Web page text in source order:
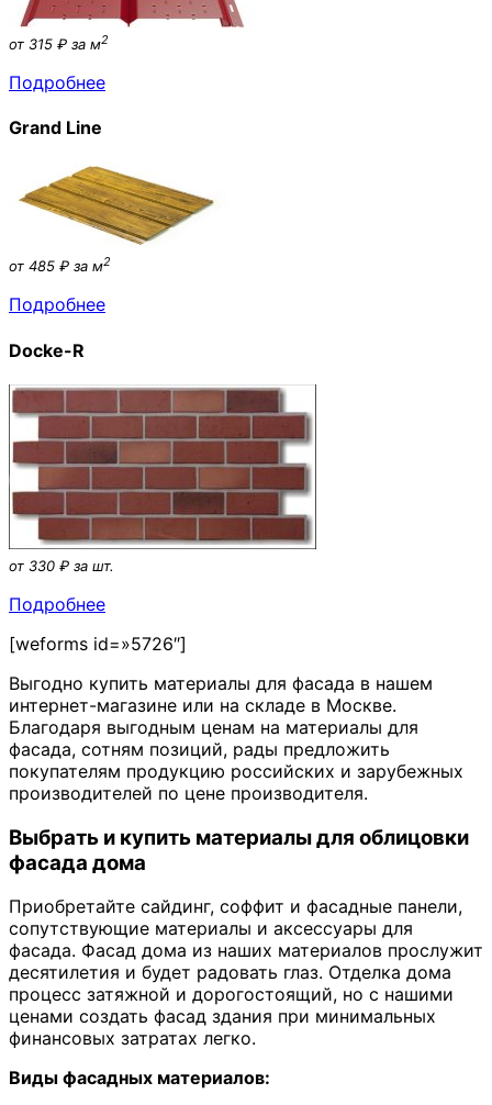
от 315 ₽ за м2
Подробнее
Grand Line
от 485 ₽ за м2
Подробнее
Docke-R
от 330 ₽ за шт.
Подробнее
[weforms id=»5726″]
Выгодно купить материалы для фасада в нашем
интернет-магазине или на складе в Москве.
Благодаря выгодным ценам на материалы для
фасада, сотням позиций, рады предложить
покупателям продукцию российских и зарубежных
производителей по цене производителя.
Выбрать и купить материалы для облицовки
фасада дома
Приобретайте сайдинг, соффит и фасадные панели,
сопутствующие материалы и аксессуары для
фасада. Фасад дома из наших материалов прослужит
десятилетия и будет радовать глаз. Отделка дома
процесс затяжной и дорогостоящий, но с нашими
ценами создать фасад здания при минимальных
финансовых затратах легко.
Виды фасадных материалов: